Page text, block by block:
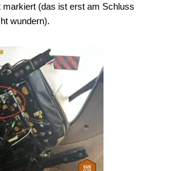
markiert (das ist erst am Schluss
wundern).